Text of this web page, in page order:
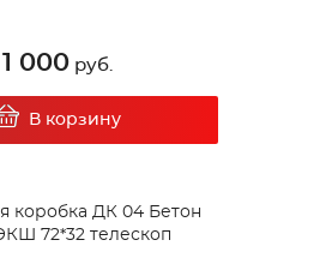
1 000 руб.
В корзину